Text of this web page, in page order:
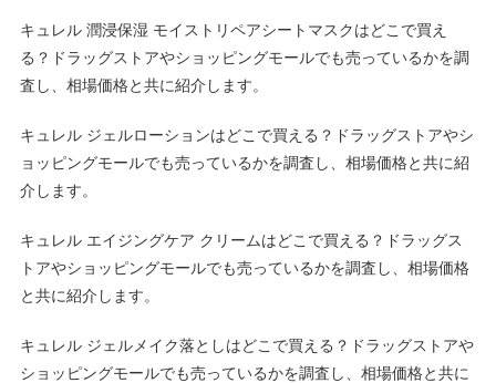
キュレル 潤浸保湿 モイストリペアシートマスクはどこで買え
る？ドラッグストアやショッピングモールでも売っているかを調
査し、相場価格と共に紹介します。
キュレル ジェルローションはどこで買える？ドラッグストアやシ
ョッピングモールでも売っているかを調査し、相場価格と共に紹
介します。
キュレル エイジングケア クリームはどこで買える？ドラッグス
トアやショッピングモールでも売っているかを調査し、相場価格
と共に紹介します。
キュレル ジェルメイク落としはどこで買える？ドラッグストアや
ショッピングモールでも売っているかを調査し、相場価格と共に